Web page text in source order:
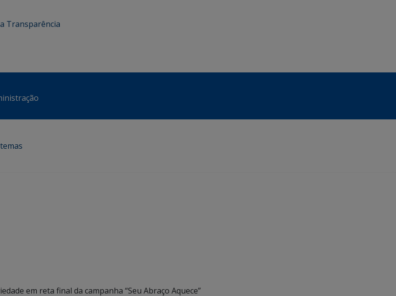
Transparência
em reta final da campanha “Seu Abraço Aquece”